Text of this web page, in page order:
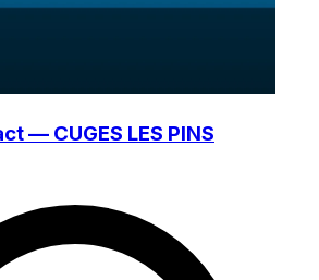
— CUGES LES PINS